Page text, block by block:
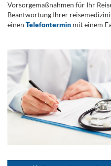
Vorsorgemaßnahmen für Ihr
Beantwortung Ihrer
einen Telefontermin mit einem